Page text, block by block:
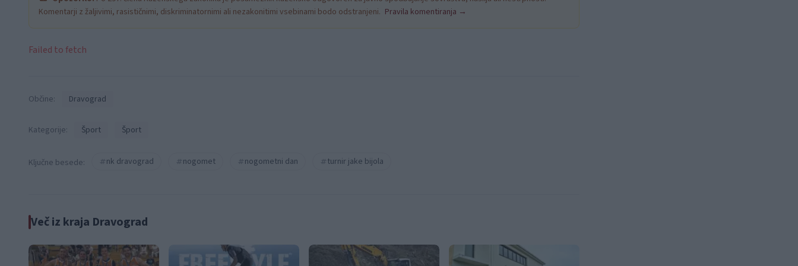
Komentarji z žaljivimi, rasističnimi, diskriminatornimi ali nezakonitimi vsebinami bodo odstranjeni. Pravila komentiranja →
Failed to fetch
Občine: Dravograd
Kategorije: Šport Šport
Ključne besede: nk dravograd nogomet nogometni dan turnir jake bijola
Več iz kraja Dravograd